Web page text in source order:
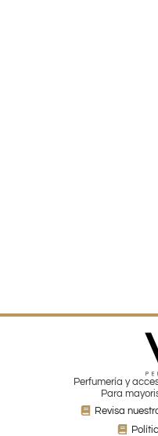
Perfumería y
Para
Revisa